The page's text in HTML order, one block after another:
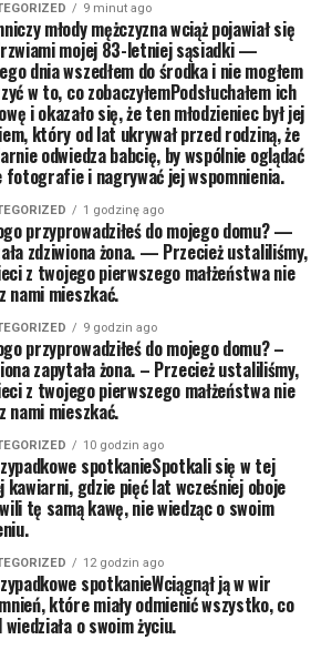
9 minut ago
młody mężczyzna wciąż pojawiał się
mojej 83-letniej sąsiadki —
dnia wszedłem do środka i nie mogłem
w to, co zobaczyłemPodsłuchałem ich
i okazało się, że ten młodzieniec był jej
który od lat ukrywał przed rodziną, że
odwiedza babcię, by wspólnie oglądać
i nagrywać jej wspomnienia.
1 godzinę ago
przyprowadziłeś do mojego domu? —
zdziwiona żona. — Przecież ustaliliśmy,
z twojego pierwszego małżeństwa nie
nami mieszkać.
9 godzin ago
przyprowadziłeś do mojego domu? –
zapytała żona. – Przecież ustaliliśmy,
z twojego pierwszego małżeństwa nie
nami mieszkać.
10 godzin ago
spotkanieSpotkali się w tej
kawiarni, gdzie pięć lat wcześniej oboje
tę samą kawę, nie wiedząc o swoim
12 godzin ago
spotkanieWciągnął ją w wir
które miały odmienić wszystko, co
wiedziała o swoim życiu.